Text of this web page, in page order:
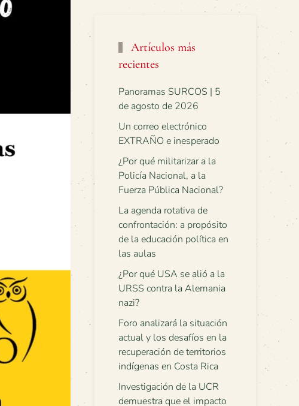
Artículos más
recientes
Panoramas SURCOS | 5
de agosto de 2026
Un correo electrónico
EXTRAÑO e inesperado
¿Por qué militarizar a la
Policía Nacional, a la
Fuerza Pública Nacional?
La agenda rotativa de
confrontación: a propósito
de la educación política en
las aulas
¿Por qué USA se alió a la
URSS contra la Alemania
nazi?
Foro analizará la situación
actual y los desafíos en la
recuperación de territorios
indígenas en Costa Rica
Investigación de la UCR
demuestra que el impacto